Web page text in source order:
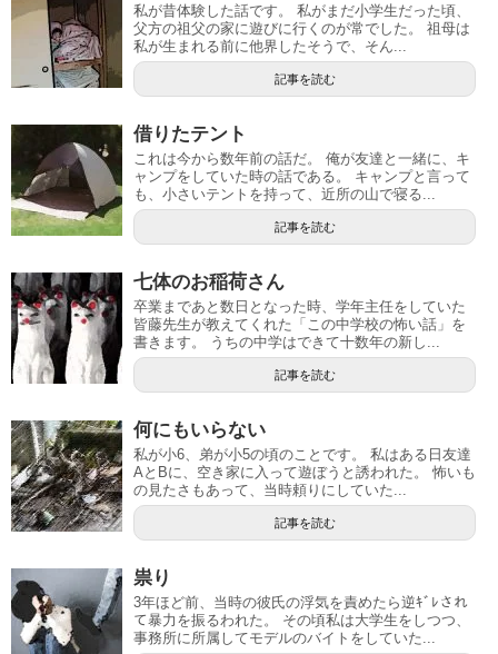
私が昔体験した話です。 私がまだ小学生だった頃、
父方の祖父の家に遊びに行くのが常でした。 祖母は
私が生まれる前に他界したそうで、そん...
記事を読む
借りたテント
これは今から数年前の話だ。 俺が友達と一緒に、キ
ャンプをしていた時の話である。 キャンプと言って
も、小さいテントを持って、近所の山で寝る...
記事を読む
七体のお稲荷さん
卒業まであと数日となった時、学年主任をしていた
皆藤先生が教えてくれた「この中学校の怖い話」を
書きます。 うちの中学はできて十数年の新し...
記事を読む
何にもいらない
私が小6、弟が小5の頃のことです。 私はある日友達
AとBに、空き家に入って遊ぼうと誘われた。 怖いも
の見たさもあって、当時頼りにしていた...
記事を読む
祟り
3年ほど前、当時の彼氏の浮気を責めたら逆ｷﾞﾚされ
て暴力を振るわれた。 その頃私は大学生をしつつ、
事務所に所属してモデルのバイトをしていた...